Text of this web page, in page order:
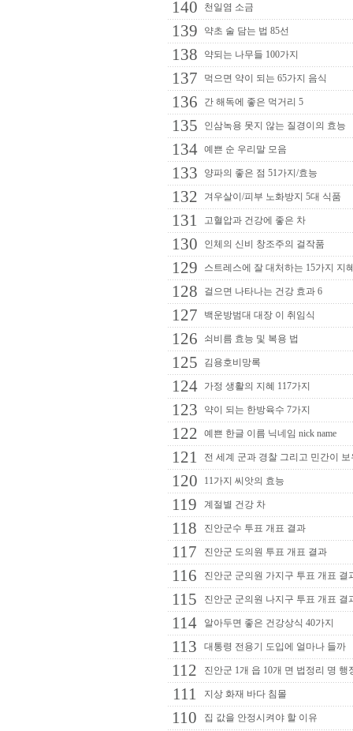
140 천일염 소금
139 약초 술 담는 법 85선
138 약되는 나무들 100가지
137 먹으면 약이 되는 65가지 음식
136 간 해독에 좋은 먹거리 5
135 인삼녹용 못지 않는 질경이의 효능
134 예쁜 순 우리말 모음
133 양파의 좋은 점 51가지/효능
132 겨우살이/피부 노화방지 5대 식품
131 고혈압과 건강에 좋은 차
130 인체의 신비 창조주의 걸작품
129 스트레스에 잘 대처하는 15가지 지
128 걸으면 나타나는 건강 효과 6
127 백운방범대 대장 이 취임식
126 쇠비름 효능 및 복용 법
125 김용호비망록
124 가정 생활의 지혜 117가지
123 약이 되는 한방육수 7가지
122 예쁜 한글 이름 닉네임 nick name
121 전 세계 군과 경찰 그리고 민간이
120 11가지 씨앗의 효능
119 계절별 건강 차
118 진안군수 투표 개표 결과
117 진안군 도의원 투표 개표 결과
116 진안군 군의원 가지구 투표 개표 결
115 진안군 군의원 나지구 투표 개표 결
114 알아두면 좋은 건강상식 40가지
113 대통령 전용기 도입에 얼마나 들까
112 진안군 1개 읍 10개 면 법정리 명 행
111 지상 화재 바다 침몰
110 집 값을 안정시켜야 할 이유